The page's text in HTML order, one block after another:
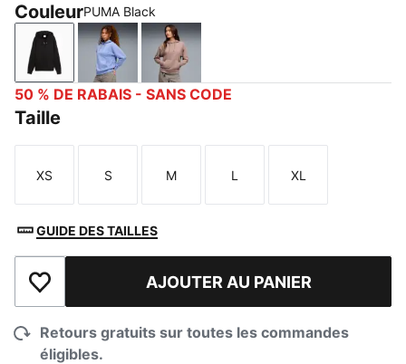
CouleurPUMA Black
PUMA BlackIntense Lavender
Sandstone
50 % DE RABAIS - SANS CODE
Taille
Taille
XS
Taille
S
Taille
M
Taille
L
Taille
XL
GUIDE DES TAILLES
Ajouter à la liste de souhaits
AJOUTER AU PANIER
Retours gratuits sur toutes les commandes
éligibles.